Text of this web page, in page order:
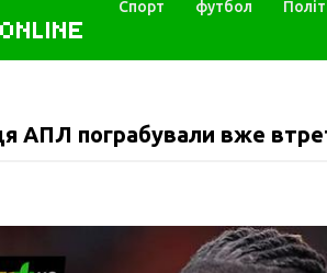
ONLINE
Спорт футбол
АПЛ пограбували вже